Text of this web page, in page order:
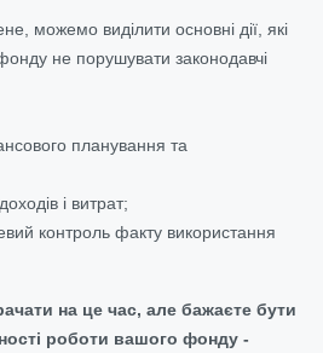
можемо виділити основні дії, які
не порушувати законодавчі
планування та
і витрат;
контроль факту використання
на це час, але бажаєте бути
роботи вашого фонду -